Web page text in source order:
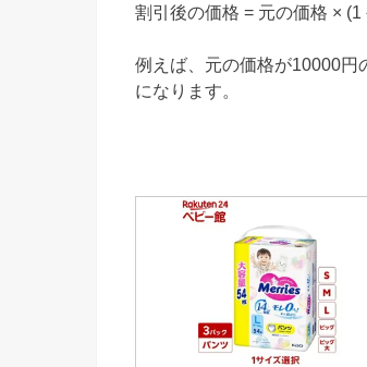
割引後の価格 = 元の価格 × (1
例えば、元の価格が10000円
になります。